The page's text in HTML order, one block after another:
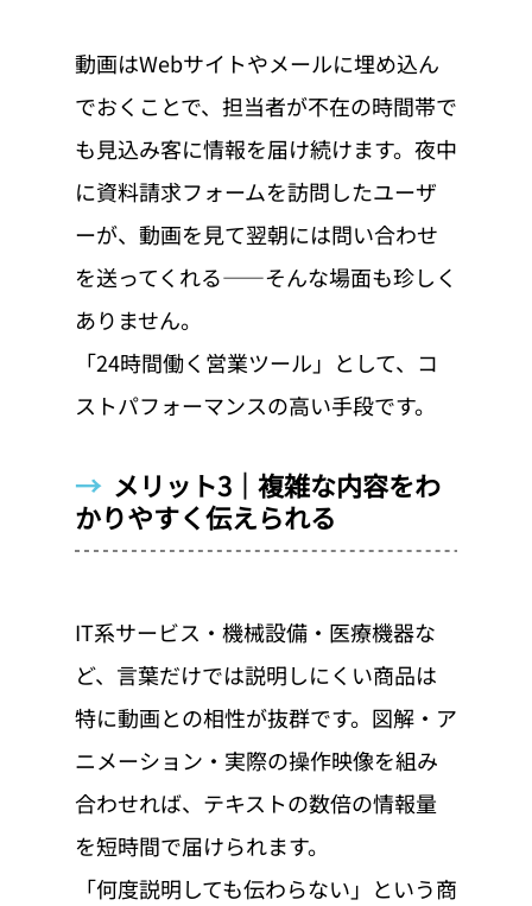
動画はWebサイトやメールに埋め込ん
でおくことで、担当者が不在の時間帯で
も見込み客に情報を届け続けます。夜中
に資料請求フォームを訪問したユーザ
ーが、動画を見て翌朝には問い合わせ
を送ってくれる——そんな場面も珍しく
ありません。
「24時間働く営業ツール」として、コ
ストパフォーマンスの高い手段です。
→ メリット3｜複雑な内容をわ
かりやすく伝えられる
IT系サービス・機械設備・医療機器な
ど、言葉だけでは説明しにくい商品は
特に動画との相性が抜群です。図解・ア
ニメーション・実際の操作映像を組み
合わせれば、テキストの数倍の情報量
を短時間で届けられます。
「何度説明しても伝わらない」という商